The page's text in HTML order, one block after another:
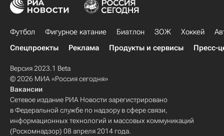
Футбол Фигурное катание Биатлон ЗОЖ Хоккей
Спецпроекты
Реклама Продукты и сервисы Пресс-
Версия 2023.1 Beta
© 2026 МИА «Россия сегодня»
Вакансии
Сетевое издание РИА Новости зарегистрировано
в Федеральной службе по надзору в сфере связи,
информационных технологий и массовых коммуникаций
(Роскомнадзор) 08 апреля 2014 года.